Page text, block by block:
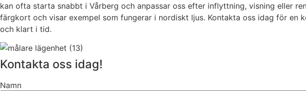
kan ofta starta snabbt i Vårberg och anpassar oss efter inflyttning, visning eller
färgkort och visar exempel som fungerar i nordiskt ljus. Kontakta oss idag för
och klart i tid.
Kontakta oss idag!
Namn